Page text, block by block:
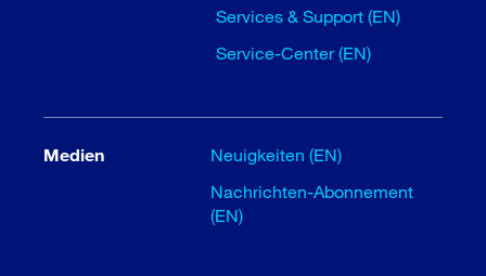
Services & Support (EN)
Service-Center (EN)
Medien
Neuigkeiten (EN)
Nachrichten-Abonnement
(EN)